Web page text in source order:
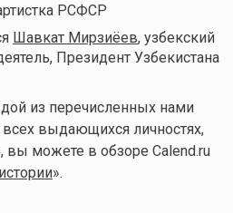
РСФСР
Шавкат Мирзиёев, узбекский
Президент Узбекистана
из перечисленных нами
выдающихся личностях,
вы можете в обзоре Calend.ru
».